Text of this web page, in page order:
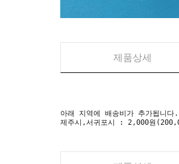
제품상세
아래 지역에 배송비가 추가됩니다.
제주시,서귀포시 : 2,000원